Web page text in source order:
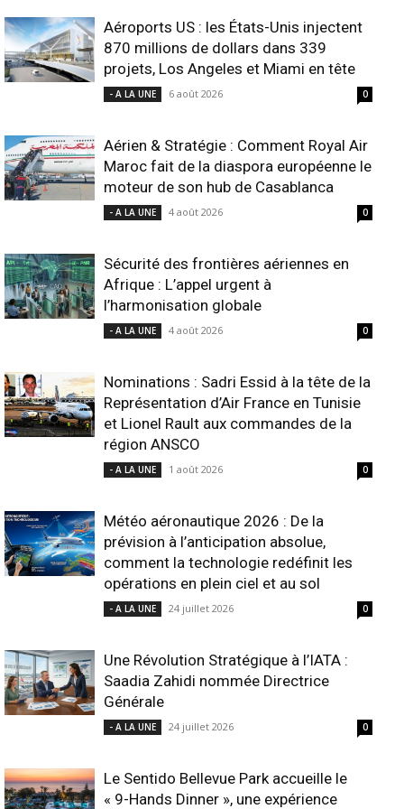
Aéroports US : les États-Unis injectent
870 millions de dollars dans 339
projets, Los Angeles et Miami en tête
- A LA UNE 6 août 2026 0
Aérien & Stratégie : Comment Royal Air
Maroc fait de la diaspora européenne le
moteur de son hub de Casablanca
- A LA UNE 4 août 2026 0
Sécurité des frontières aériennes en
Afrique : L’appel urgent à
l’harmonisation globale
- A LA UNE 4 août 2026 0
Nominations : Sadri Essid à la tête de la
Représentation d’Air France en Tunisie
et Lionel Rault aux commandes de la
région ANSCO
- A LA UNE 1 août 2026 0
Météo aéronautique 2026 : De la
prévision à l’anticipation absolue,
comment la technologie redéfinit les
opérations en plein ciel et au sol
- A LA UNE 24 juillet 2026 0
Une Révolution Stratégique à l’IATA :
Saadia Zahidi nommée Directrice
Générale
- A LA UNE 24 juillet 2026 0
Le Sentido Bellevue Park accueille le
« 9-Hands Dinner », une expérience